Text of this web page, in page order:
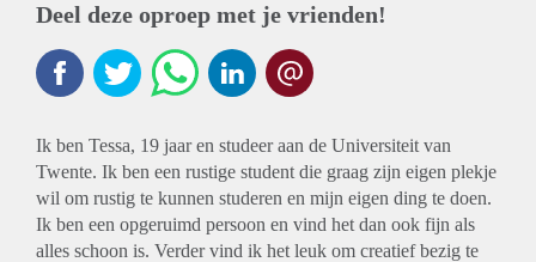
Deel deze oproep met je vrienden!
Ik ben Tessa, 19 jaar en studeer aan de Universiteit van
Twente. Ik ben een rustige student die graag zijn eigen plekje
wil om rustig te kunnen studeren en mijn eigen ding te doen.
Ik ben een opgeruimd persoon en vind het dan ook fijn als
alles schoon is. Verder vind ik het leuk om creatief bezig te